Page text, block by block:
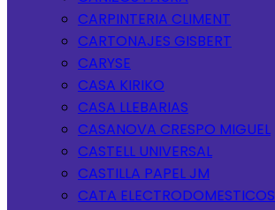
CARPINTERIA CLIMENT
CARTONAJES GISBERT
CARYSE
CASA KIRIKO
CASA LLEBARIAS
CASANOVA CRESPO MIGUEL
CASTELL UNIVERSAL
CASTILLA PAPEL JM
CATA ELECTRODOMESTICOS